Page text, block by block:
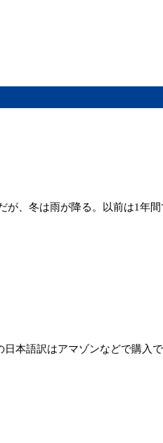
、冬は雨が降る。以前は1年
日本語訳はアマゾンなどで購